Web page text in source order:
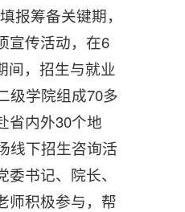
报筹备关键期，
宣传活动，在6
间，招生与就业
级学院组成70多
省内外30个地
线下招生咨询活
书记、院长、
师积极参与，帮